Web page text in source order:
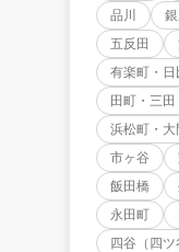
品川
五反田
有楽町・日
田町・三田
浜松町・大
市ヶ谷
飯田橋
永田町
四谷（四ツ